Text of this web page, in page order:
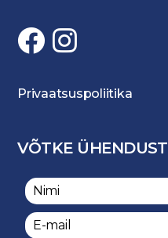
Privaatsuspoliitika
VÕTKE ÜHENDUST